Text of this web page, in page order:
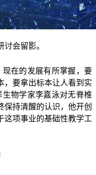
会留影。
在的发展有所掌握，要
，要拿出标本让人看到实
物学家李嘉泳对无脊椎
持清醒的认识，他开创
这项事业的基础性教学工